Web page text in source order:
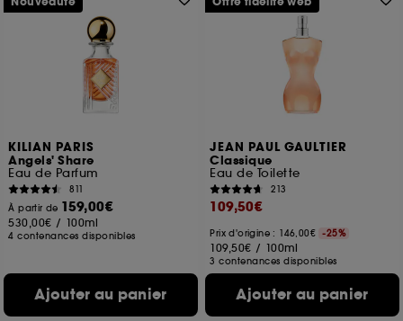
KILIAN PARIS
Angels' Share
Eau de Parfum
811
À partir de 159,00€
530,00€ / 100ml
4 contenances disponibles
Ajouter au panier
JEAN PAUL GAULTIER
Classique
Eau de Toilette
213
109,50€
Prix d'origine : 146,00€ -25%
109,50€ / 100ml
3 contenances disponibles
Ajouter au panier